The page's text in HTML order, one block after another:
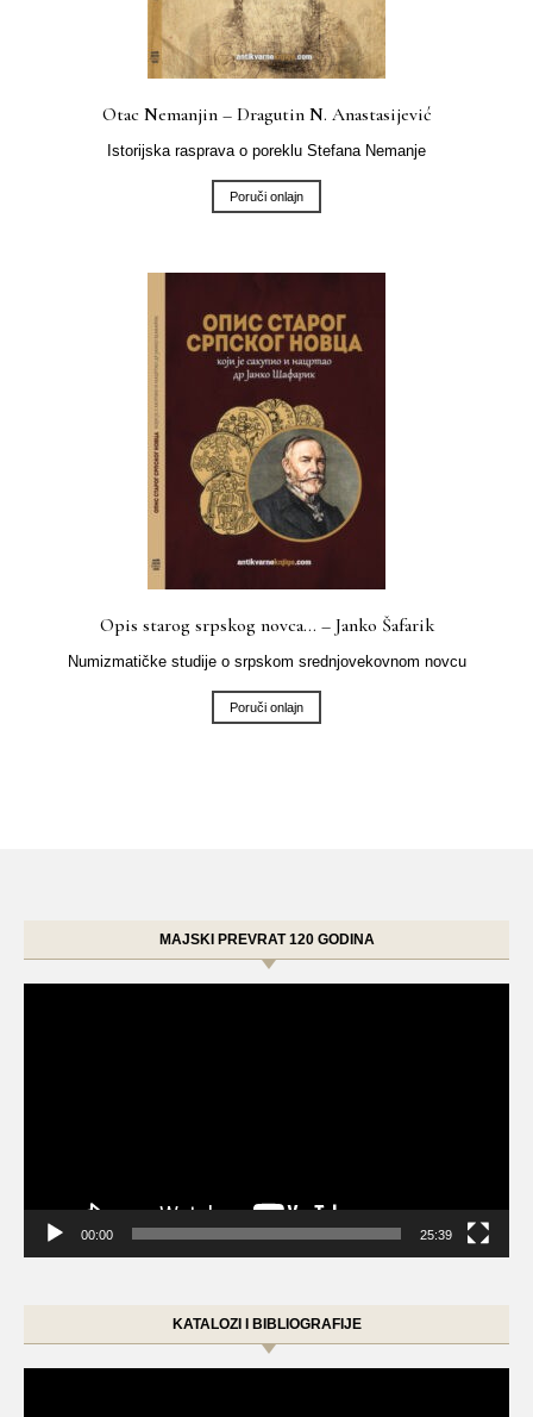
Otac Nemanjin – Dragutin N. Anastasijević
Istorijska rasprava o poreklu Stefana Nemanje
Poruči onlajn
Opis starog srpskog novca… – Janko Šafarik
Numizmatičke studije o srpskom srednjovekovnom novcu
Poruči onlajn
MAJSKI PREVRAT 120 GODINA
00:00 25:39
KATALOZI I BIBLIOGRAFIJE